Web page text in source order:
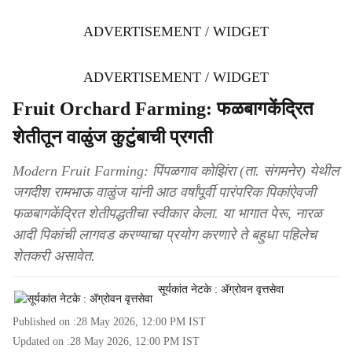
ADVERTISEMENT / WIDGET
ADVERTISEMENT / WIDGET
Fruit Orchard Farming: फळबागकेंद्रित
शेतीतून वाळुंज कुटुंबाची प्रगती
Modern Fruit Farming: पिंपळगाव कोझिंरा (ता. संगमनेर) येथील
जगदीश रामभाऊ वाळुंज यांनी आठ वर्षांपूर्वी पारंपरिक पिकांऐवजी
फळबागकेंद्रित शेतीपद्धतीचा स्वीकार केला. या भागात पेरू, नारळ
आदी पिकांची लागवड करण्याचा प्रयोग करणारे ते बहुधा पहिलेच
शेतकरी असावेत.
सूर्यकांत नेटके : ॲग्रोवन वृत्तसेवा
Published on :28 May 2026, 12:00 PM IST
Updated on :28 May 2026, 12:00 PM IST